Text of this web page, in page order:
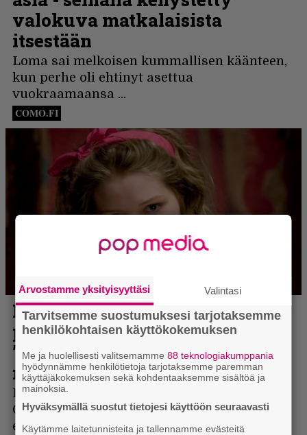
Arvostamme yksityisyyttäsi Valintasi
Tarvitsemme suostumuksesi tarjotaksemme
henkilökohtaisen käyttökokemuksen
Me ja huolellisesti valitsemamme88 teknologiakumppania
hyödynnämme henkilötietoja tarjotaksemme paremman
käyttäjäkokemuksen sekä kohdentaaksemme sisältöä ja
mainoksia.
Hyväksymällä suostut tietojesi käyttöön seuraavasti
Käytämme laitetunnisteita ja tallennamme evästeitä